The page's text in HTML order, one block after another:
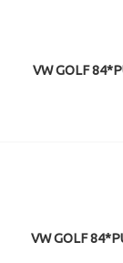
VW GOLF
VW GOLF